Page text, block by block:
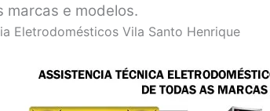
marcas e modelos.
Eletrodomésticos Vila Santo Henrique